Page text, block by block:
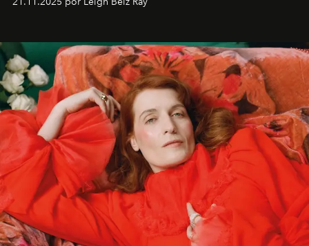
importa si no lo entienden’”, confiesa.